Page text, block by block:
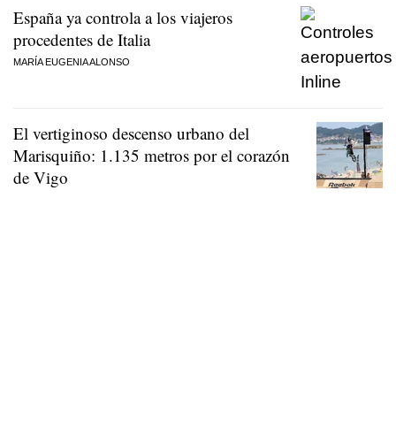
España ya controla a los viajeros
procedentes de Italia
MARÍA EUGENIA ALONSO
El vertiginoso descenso urbano del
Marisquiño: 1.135 metros por el corazón
de Vigo